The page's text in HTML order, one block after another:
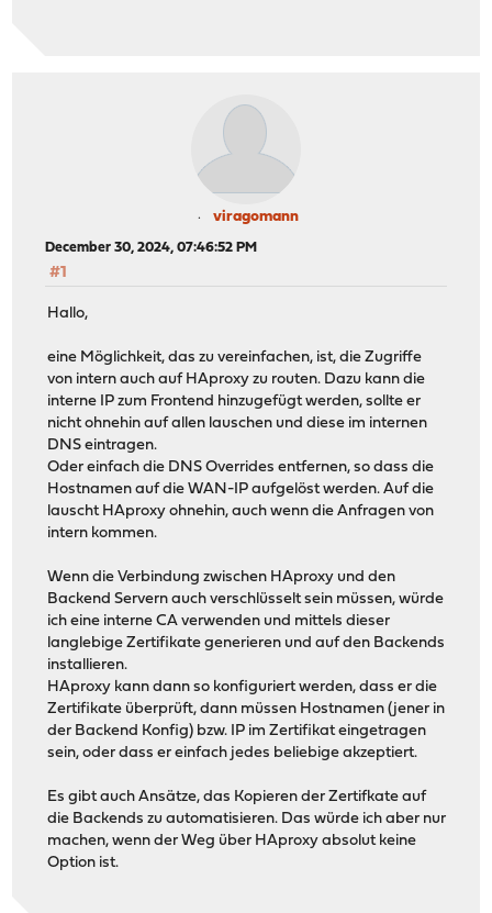
viragomann
December 30, 2024, 07:46:52 PM
#1
Hallo,
eine Möglichkeit, das zu vereinfachen, ist, die Zugriffe
von intern auch auf HAproxy zu routen. Dazu kann die
interne IP zum Frontend hinzugefügt werden, sollte er
nicht ohnehin auf allen lauschen und diese im internen
DNS eintragen.
Oder einfach die DNS Overrides entfernen, so dass die
Hostnamen auf die WAN-IP aufgelöst werden. Auf die
lauscht HAproxy ohnehin, auch wenn die Anfragen von
intern kommen.
Wenn die Verbindung zwischen HAproxy und den
Backend Servern auch verschlüsselt sein müssen, würde
ich eine interne CA verwenden und mittels dieser
langlebige Zertifikate generieren und auf den Backends
installieren.
HAproxy kann dann so konfiguriert werden, dass er die
Zertifikate überprüft, dann müssen Hostnamen (jener in
der Backend Konfig) bzw. IP im Zertifikat eingetragen
sein, oder dass er einfach jedes beliebige akzeptiert.
Es gibt auch Ansätze, das Kopieren der Zertifkate auf
die Backends zu automatisieren. Das würde ich aber nur
machen, wenn der Weg über HAproxy absolut keine
Option ist.